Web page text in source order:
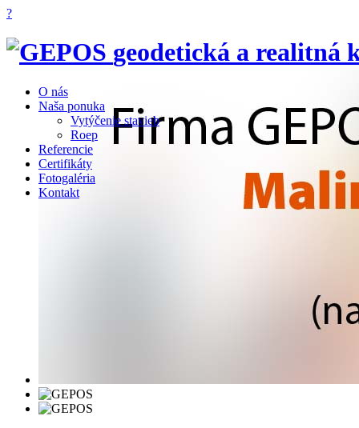
?
geodetická a realitná
O nás
Naša ponuka
Vytýčenie stavieb
Roep
Referencie
Certifikáty
Fotogaléria
Kontakt